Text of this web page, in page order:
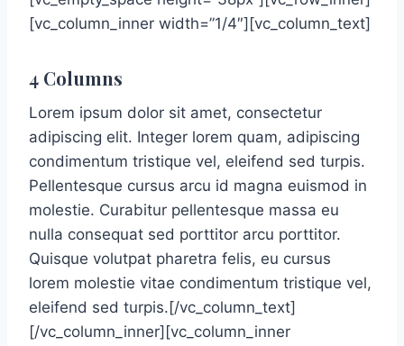
[vc_column_inner width=”1/4″][vc_column_text]
4 Columns
Lorem ipsum dolor sit amet, consectetur
adipiscing elit. Integer lorem quam, adipiscing
condimentum tristique vel, eleifend sed turpis.
Pellentesque cursus arcu id magna euismod in
molestie. Curabitur pellentesque massa eu
nulla consequat sed porttitor arcu porttitor.
Quisque volutpat pharetra felis, eu cursus
lorem molestie vitae condimentum tristique vel,
eleifend sed turpis.[/vc_column_text]
[/vc_column_inner][vc_column_inner